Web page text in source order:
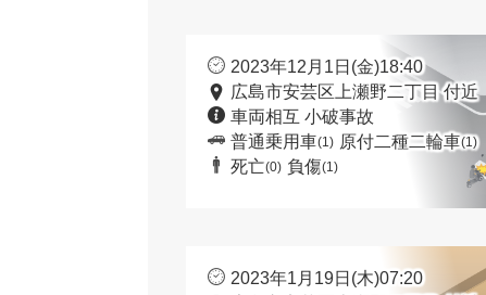
2023年12月1日(金)18:40
広島市安芸区上瀬野二丁目 付近
車両相互 小破事故
普通乗用車(1) 原付二種二輪車(1)
死亡(0) 負傷(1)
2023年1月19日(木)07:20